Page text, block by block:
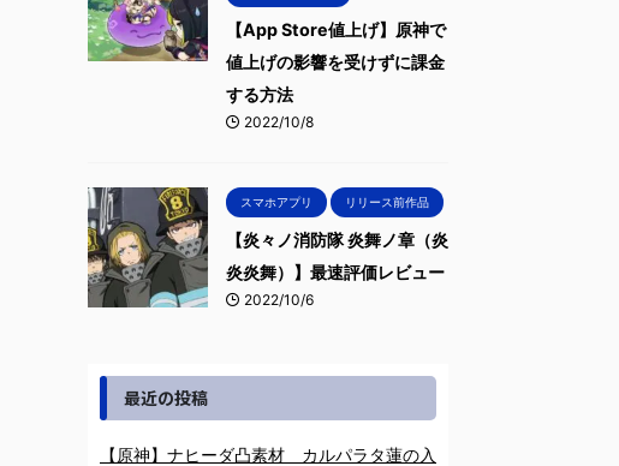
【App Store値上げ】原神で
値上げの影響を受けずに課金
する方法
2022/10/8
スマホアプリ リリース前作品
【炎々ノ消防隊 炎舞ノ章（炎
炎炎舞）】最速評価レビュー
2022/10/6
最近の投稿
【原神】ナヒーダ凸素材 カルパラタ蓮の入